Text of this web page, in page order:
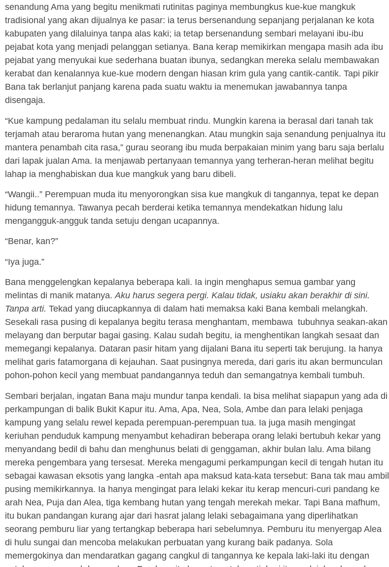
senandung Ama yang begitu menikmati rutinitas paginya membungkus kue-kue mangkuk
tradisional yang akan dijualnya ke pasar: ia terus bersenandung sepanjang perjalanan ke kota
kabupaten yang dilaluinya tanpa alas kaki; ia tetap bersenandung sembari melayani ibu-ibu
pejabat kota yang menjadi pelanggan setianya. Bana kerap memikirkan mengapa masih ada ibu
pejabat yang menyukai kue sederhana buatan ibunya, sedangkan mereka selalu membawakan
kerabat dan kenalannya kue-kue modern dengan hiasan krim gula yang cantik-cantik. Tapi pikir
Bana tak berlanjut panjang karena pada suatu waktu ia menemukan jawabannya tanpa
disengaja.
“Kue kampung pedalaman itu selalu membuat rindu. Mungkin karena ia berasal dari tanah tak
terjamah atau beraroma hutan yang menenangkan. Atau mungkin saja senandung penjualnya itu
mantera penambah cita rasa,” gurau seorang ibu muda berpakaian minim yang baru saja berlalu
dari lapak jualan Ama. Ia menjawab pertanyaan temannya yang terheran-heran melihat begitu
lahap ia menghabiskan dua kue mangkuk yang baru dibeli.
“Wangii..” Perempuan muda itu menyorongkan sisa kue mangkuk di tangannya, tepat ke depan
hidung temannya. Tawanya pecah berderai ketika temannya mendekatkan hidung lalu
mengangguk-angguk tanda setuju dengan ucapannya.
“Benar, kan?”
“Iya juga.”
Bana menggelengkan kepalanya beberapa kali. Ia ingin menghapus semua gambar yang
melintas di manik matanya.Aku harus segera pergi. Kalau tidak, usiaku akan berakhir di sini.
Tanpa arti. Tekad yang diucapkannya di dalam hati memaksa kaki Bana kembali melangkah.
Sesekali rasa pusing di kepalanya begitu terasa menghantam, membawa tubuhnya seakan-akan
melayang dan berputar bagai gasing. Kalau sudah begitu, ia menghentikan langkah sesaat dan
memegangi kepalanya. Dataran pasir hitam yang dijalani Bana itu seperti tak berujung. Ia hanya
melihat garis fatamorgana di kejauhan. Saat pusingnya mereda, dari garis itu akan bermunculan
pohon-pohon kecil yang membuat pandangannya teduh dan semangatnya kembali tumbuh.
Sembari berjalan, ingatan Bana maju mundur tanpa kendali. Ia bisa melihat siapapun yang ada di
perkampungan di balik Bukit Kapur itu. Ama, Apa, Nea, Sola, Ambe dan para lelaki penjaga
kampung yang selalu rewel kepada perempuan-perempuan tua. Ia juga masih mengingat
keriuhan penduduk kampung menyambut kehadiran beberapa orang lelaki bertubuh kekar yang
menyandang bedil di bahu dan menghunus belati di genggaman, akhir bulan lalu. Ama bilang
mereka pengembara yang tersesat. Mereka mengagumi perkampungan kecil di tengah hutan itu
sebagai kawasan eksotis yang langka -entah apa maksud kata-kata tersebut: Bana tak mau ambil
pusing memikirkannya. Ia hanya mengingat para lelaki kekar itu kerap mencuri-curi pandang ke
arah Nea, Puja dan Alea, tiga kembang hutan yang tengah merekah mekar. Tapi Bana mafhum,
itu bukan pandangan kurang ajar dari hasrat jalang lelaki sebagaimana yang diperlihatkan
seorang pemburu liar yang tertangkap beberapa hari sebelumnya. Pemburu itu menyergap Alea
di hulu sungai dan mencoba melakukan perbuatan yang kurang baik padanya. Sola
memergokinya dan mendaratkan gagang cangkul di tangannya ke kepala laki-laki itu dengan